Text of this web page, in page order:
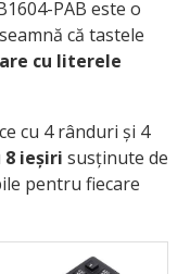
PAB este o
că tastele
cu literele
cu 4 rânduri și 4
8 ieșiri susținute de
pentru fiecare